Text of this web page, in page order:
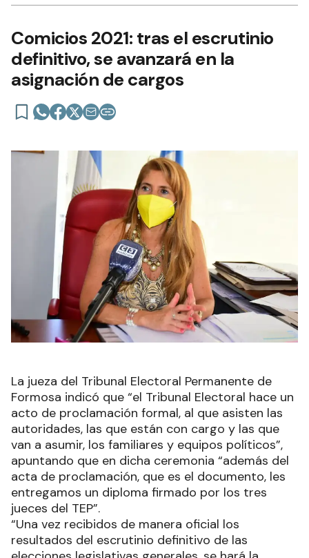
Comicios 2021: tras el escrutinio
definitivo, se avanzará en la
asignación de cargos
La jueza del Tribunal Electoral Permanente de
Formosa indicó que “el Tribunal Electoral hace un
acto de proclamación formal, al que asisten las
autoridades, las que están con cargo y las que
van a asumir, los familiares y equipos políticos”,
apuntando que en dicha ceremonia “además del
acta de proclamación, que es el documento, les
entregamos un diploma firmado por los tres
jueces del TEP”.
“Una vez recibidos de manera oficial los
resultados del escrutinio definitivo de las